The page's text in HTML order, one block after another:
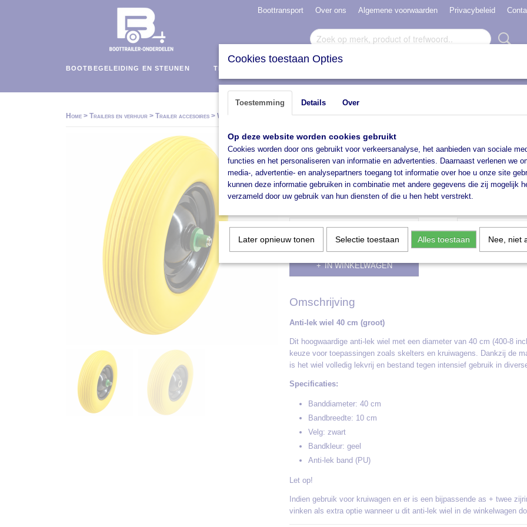
Boottransport Over ons Algemene voorwaarden Privacybeleid
BOOTBEGELEIDING EN STEUNEN TRAILERS EN VERHUUR
Home > Trailers en verhuur > Trailer accesoires > Wielen & Assen >Losse wielen>Anti-lek kruiwagenwiel 40 cm (groot)
Anti-lek kruiwagenwiel 40
€ 22,50 (inclusief btw 21%)
Op voorraad
IN WINKELWAGEN
Omschrijving
Anti-lek wiel 40 cm (groot)
Dit hoogwaardige anti-lek wiel met een diameter van 40 cm (400-8
keuze voor toepassingen zoals skelters en kruiwagens. Dankzij de
is het wiel volledig lekvrij en bestand tegen intensief gebruik in
Specificaties:
Banddiameter: 40 cm
Bandbreedte: 10 cm
Velg: zwart
Bandkleur: geel
Anti-lek band (PU)
Let op!
Indien gebruik voor kruiwagen en er is een bijpassende as + twee
vinken als extra optie wanneer u dit anti-lek wiel in de winkelwagen
Cookies toestaan Opties
Toestemming Details Over
Op deze website worden cookies gebruikt
Cookies worden door ons gebruikt voor verkeersanalyse, het aanbieden van sociale
functies en het personaliseren van informatie en advertenties. Daarnaast verlenen we
media-, advertentie- en analysepartners toegang tot informatie over hoe u onze site
kunnen deze informatie gebruiken in combinatie met andere gegevens die zij mogelijk
verzameld door uw gebruik van hun diensten of die u hen hebt verstrekt.
Later opnieuw tonen Selectie toestaan Alles toestaan Nee, niet